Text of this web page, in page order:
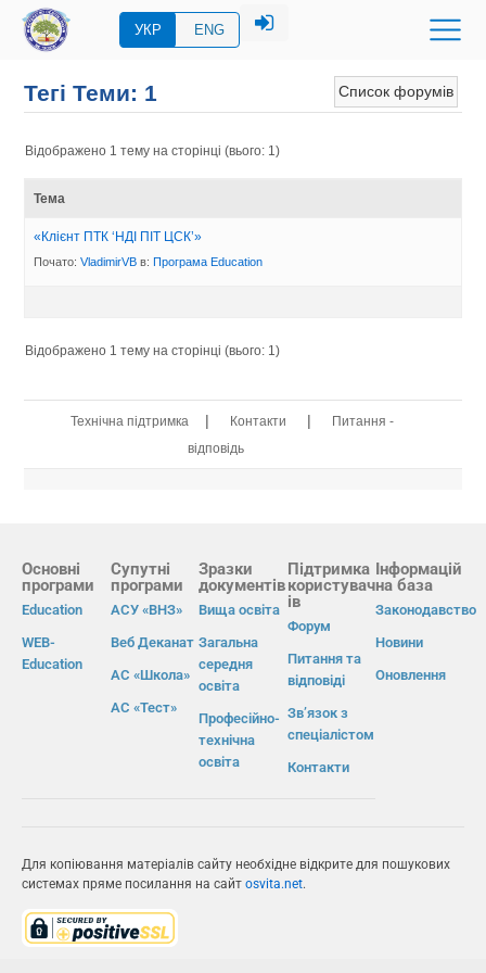
УКР ENG
Список форумів
Тегі Теми: 1
Відображено 1 тему на сторінці (вього: 1)
Тема
«Клієнт ПТК ‘НДІ ПІТ ЦСК’»
Почато:VladimirVB в:Програма Eduсation
Відображено 1 тему на сторінці (вього: 1)
Технічна підтримка | Контакти |
Питання -
відповідь
Основні
програми
Education
WEB-
Education
Супутні
програми
АСУ «ВНЗ»
Веб Деканат
АС «Школа»
АС «Тест»
Зразки
документів
Вища освіта
Загальна
середня
освіта
Професійно-
технічна
освіта
Підтримка
користувач
ів
Форум
Питання та
відповіді
Зв’язок з
спеціалістом
Контакти
Інформацій
на база
Законодавство
Новини
Оновлення
Для копіювання матеріалів сайту необхідне відкрите для пошукових
системах пряме посилання на сайт osvita.net.